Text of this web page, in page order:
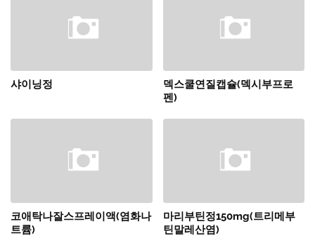
샤이닝정
덱스쿨연질캡슐(덱시부프로
펜)
코애탁나잘스프레이액(염화나
트륨)
마리부틴정150mg(트리메부
틴말레산염)